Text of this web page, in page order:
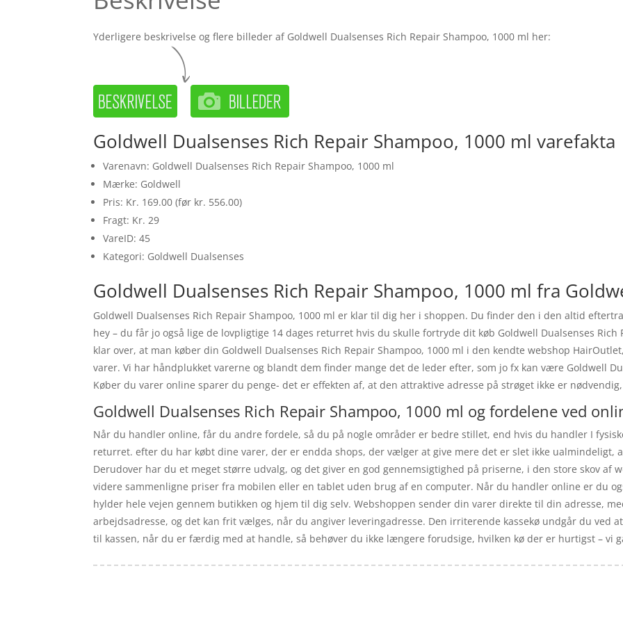
Yderligere beskrivelse og flere billeder af Goldwell Dualsenses Rich Repair Shampoo, 1000 ml her:
Goldwell Dualsenses Rich Repair Shampoo, 1000 ml varefakta
Varenavn: Goldwell Dualsenses Rich Repair Shampoo, 1000 ml
Mærke: Goldwell
Pris: Kr. 169.00 (før kr. 556.00)
Fragt: Kr. 29
VareID: 45
Kategori: Goldwell Dualsenses
Goldwell Dualsenses Rich Repair Shampoo, 1000 ml fra
Goldwell Dualsenses Rich Repair Shampoo, 1000 ml er klar til dig her i shoppen. Du finder den i den altid
hey – du får jo også lige de lovpligtige 14 dages returret hvis du skulle fortryde dit køb Goldwell Dualsenses
klar over, at man køber din Goldwell Dualsenses Rich Repair Shampoo, 1000 ml i den kendte webshop
varer. Vi har håndplukket varerne og blandt dem finder mange det de leder efter, som jo fx kan være Goldwell
Køber du varer online sparer du penge- det er effekten af, at den attraktive adresse på strøget ikke er
Goldwell Dualsenses Rich Repair Shampoo, 1000 ml og fordelene ved
Når du handler online, får du andre fordele, så du på nogle områder er bedre stillet, end hvis du handler I
returret. efter du har købt dine varer, der er endda shops, der vælger at give mere det er slet ikke ualmindeligt,
Derudover har du et meget større udvalg, og det giver en god gennemsigtighed på priserne, i den store skov af
videre sammenligne priser fra mobilen eller en tablet uden brug af en computer. Når du handler online er du
hylder hele vejen gennem butikken og hjem til dig selv. Webshoppen sender din varer direkte til din adresse,
arbejdsadresse, og det kan frit vælges, når du angiver leveringadresse. Den irriterende kassekø undgår du ved
til kassen, når du er færdig med at handle, så behøver du ikke længere forudsige, hvilken kø der er hurtigst – vi